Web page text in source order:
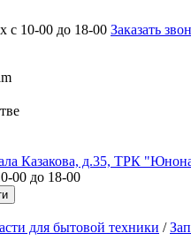
с 10-00 до 18-00 Заказать
Казакова, д.35, ТРК
00 до 18-00
для бытовой техники /